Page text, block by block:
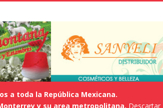
a toda la República Mexicana.
y su area metropolitana. Descartar